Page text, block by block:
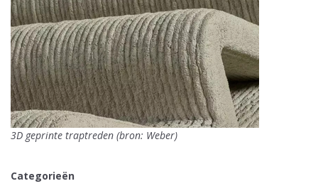
3D geprinte traptreden (bron: Weber)
Categorieën